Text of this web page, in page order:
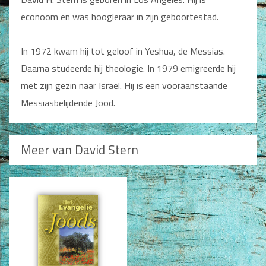
Man
Alle producten
Seksualiteit
Jongerenboeken
Kinderboeken
Kinderbijbels
Zelf lezen
Doeboeken
Alle producten
Cadeauboeken
Gideonietjes
econoom en was hoogleraar in zijn geboortestad.
In 1972 kwam hij tot geloof in Yeshua, de Messias.
Daarna studeerde hij theologie. In 1979 emigreerde hij
met zijn gezin naar Israel. Hij is een vooraanstaande
Messiasbelijdende Jood.
Meer van David Stern